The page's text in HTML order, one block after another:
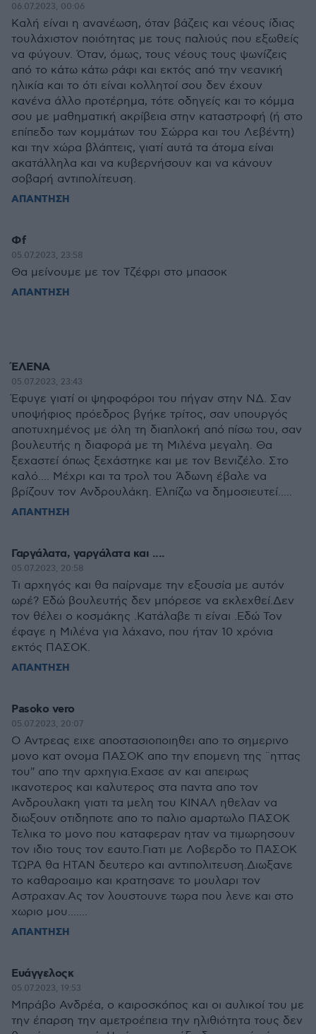
06.07.2023, 00:06
Καλή είναι η ανανέωση, όταν βάζεις και νέους ίδιας
τουλάχιστον ποιότητας με τους παλιούς που εξωθείς
να φύγουν. Όταν, όμως, τους νέους τους ψωνίζεις
από το κάτω κάτω ράφι και εκτός από την νεανική
ηλικία και το ότι είναι κολλητοί σου δεν έχουν
κανένα άλλο προτέρημα, τότε οδηγείς και το κόμμα
σου με μαθηματική ακρίβεια στην καταστροφή (ή στο
επίπεδο των κομμάτων του Σώρρα και του Λεβέντη)
και την χώρα βλάπτεις, γιατί αυτά τα άτομα είναι
ακατάλληλα και να κυβερνήσουν και να κάνουν
σοβαρή αντιπολίτευση.
ΑΠΑΝΤΗΣΗ
Φf
05.07.2023, 23:58
Θα μείνουμε με τον Τζέφρι στο μπασοκ
ΑΠΑΝΤΗΣΗ
ΈΛΕΝΑ
05.07.2023, 23:43
Έφυγε γιατί οι ψηφοφόροι του πήγαν στην ΝΔ. Σαν
υποψήφιος πρόεδρος βγήκε τρίτος, σαν υπουργός
αποτυχημένος με όλη τη διαπλοκή από πίσω του, σαν
βουλευτής η διαφορά με τη Μιλένα μεγαλη. Θα
ξεχαστεί όπως ξεχάστηκε και με τον Βενιζέλο. Στο
καλό.... Μέχρι και τα τρολ του Άδωνη έβαλε να
βρίζουν τον Ανδρουλάκη. Ελπίζω να δημοσιευτεί.....
ΑΠΑΝΤΗΣΗ
Γαργάλατα, γαργάλατα και ....
05.07.2023, 20:58
Τι αρχηγός και θα παίρναμε την εξουσία με αυτόν
ωρέ? Εδώ βουλευτής δεν μπόρεσε να εκλεχθεί.Δεν
τον θέλει ο κοσμάκης .Κατάλαβε τι είναι .Εδώ Τον
έφαγε η Μιλένα για λάχανο, που ήταν 10 χρόνια
εκτός ΠΑΣΟΚ.
ΑΠΑΝΤΗΣΗ
Pasoko vero
05.07.2023, 20:07
Ο Αντρεας ειχε αποστασιοποιηθει απο το σημερινο
μονο κατ ονομα ΠΑΣΟΚ απο την επομενη της ¨ηττας
του" απο την αρχηγια.Εχασε αν και απειρως
ικανοτερος και καλυτερος στα παντα απο τον
Ανδρουλακη γιατι τα μελη του ΚΙΝΑΛ ηθελαν να
διωξουν οτιδηποτε απο το παλιο αμαρτωλο ΠΑΣΟΚ
Τελικα το μονο που καταφεραν ηταν να τιμωρησουν
τον ιδιο τους τον εαυτο.Γιατι με Λοβερδο το ΠΑΣΟΚ
ΤΩΡΑ θα ΗΤΑΝ δευτερο και αντιπολιτευση.Διωξανε
το καθαροαιμο και κρατησανε το μουλαρι τον
Αστραχαν.Ας τον λουστουνε τωρα που λενε και στο
χωριο μου.......
ΑΠΑΝΤΗΣΗ
Ευάγγελοςκ
05.07.2023, 19:53
Μπράβο Ανδρέα, ο καιροσκόπος και οι αυλικοί του με
την έπαρση την αμετροέπεια την ηλιθιότητα τους δεν